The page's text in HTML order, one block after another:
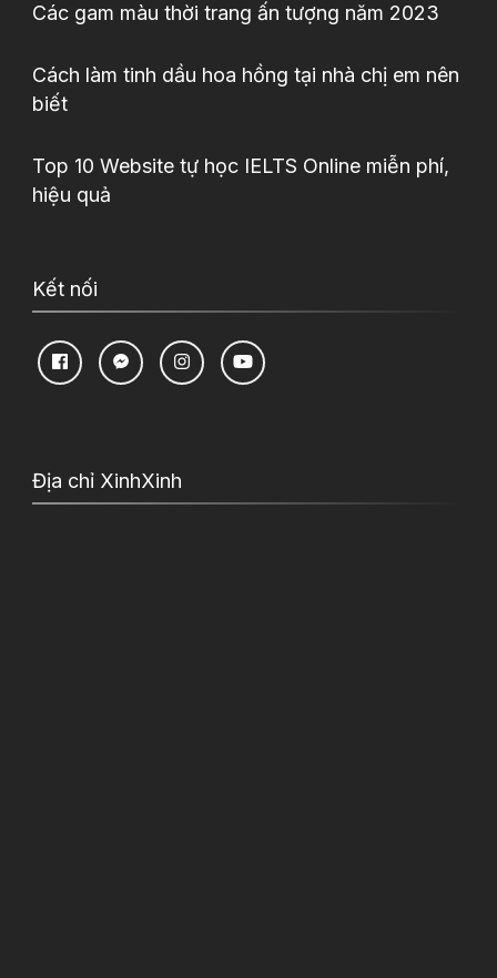
Các gam màu thời trang ấn tượng năm 2023
Cách làm tinh dầu hoa hồng tại nhà chị em nên
biết
Top 10 Website tự học IELTS Online miễn phí,
hiệu quả
Kết nối
Địa chỉ XinhXinh